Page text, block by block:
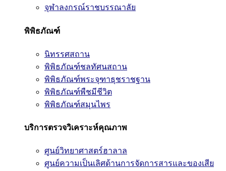
จุฬาลงกรณ์ราชบรรณาลัย
พิพิธภัณฑ์
นิทรรศสถาน
พิพิธภัณฑ์ชลทัศนสถาน
พิพิธภัณฑ์พระจุฑาธุชราชฐาน
พิพิธภัณฑ์พืชมีชีวิต
พิพิธภัณฑ์สมุนไพร
บริการตรวจวิเคราะห์คุณภาพ
ศูนย์วิทยาศาสตร์ฮาลาล
ศูนย์ความเป็นเลิศด้านการจัดการสารและของเสีย